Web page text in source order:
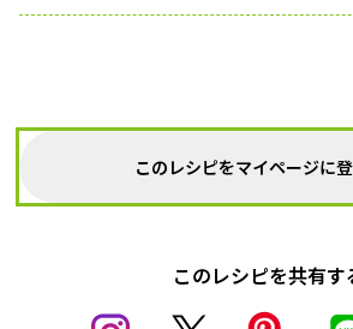
このレシピをマイページに
このレシピを共有す